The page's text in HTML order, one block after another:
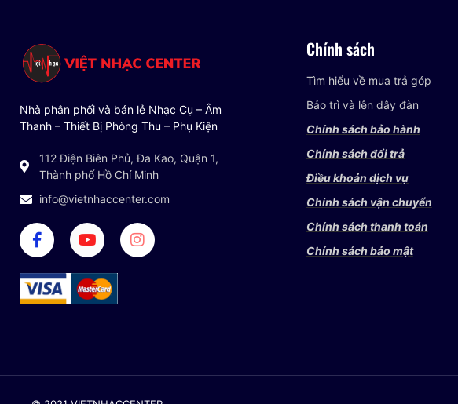
Nhà phân phối và bán lẻ Nhạc Cụ – Âm
Thanh – Thiết Bị Phòng Thu – Phụ Kiện
112 Điện Biên Phủ, Đa Kao, Quận 1,
Thành phố Hồ Chí Minh
info@vietnhaccenter.com
Chính sách
Tìm hiểu về mua trả góp
Bảo trì và lên dây đàn
Chính sách bảo hành
Chính sách đổi trả
Điều khoản dịch vụ
Chính sách vận chuyển
Chính sách thanh toán
Chính sách bảo mật